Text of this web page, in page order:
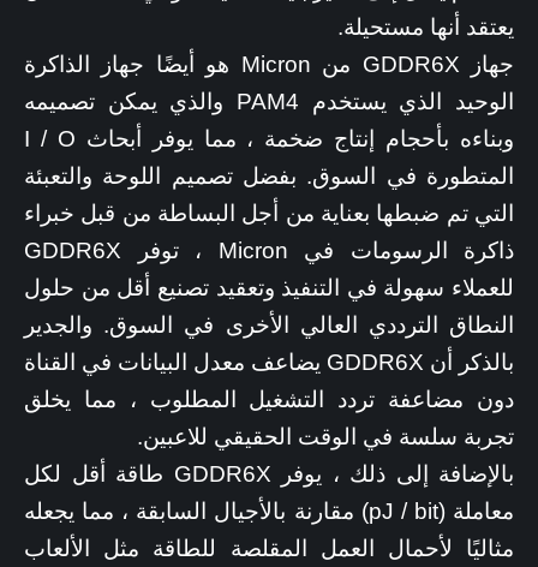
يعتقد أنها مستحيلة.
جهاز GDDR6X من Micron هو أيضًا جهاز الذاكرة
الوحيد الذي يستخدم PAM4 والذي يمكن تصميمه
وبناءه بأحجام إنتاج ضخمة ، مما يوفر أبحاث I / O
المتطورة في السوق. بفضل تصميم اللوحة والتعبئة
التي تم ضبطها بعناية من أجل البساطة من قبل خبراء
ذاكرة الرسومات في Micron ، توفر GDDR6X
للعملاء سهولة في التنفيذ وتعقيد تصنيع أقل من حلول
النطاق الترددي العالي الأخرى في السوق. والجدير
بالذكر أن GDDR6X يضاعف معدل البيانات في القناة
دون مضاعفة تردد التشغيل المطلوب ، مما يخلق
تجربة سلسة في الوقت الحقيقي للاعبين.
بالإضافة إلى ذلك ، يوفر GDDR6X طاقة أقل لكل
معاملة (pJ / bit) مقارنة بالأجيال السابقة ، مما يجعله
مثاليًا لأحمال العمل المقلصة للطاقة مثل الألعاب